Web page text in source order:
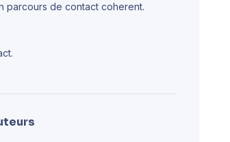
parcours de contact coherent.